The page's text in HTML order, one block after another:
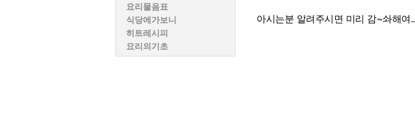
요리물음표
식당에가보니
히트레시피
요리의기초
아시는분 알려주시면 미리 감~솨해여..